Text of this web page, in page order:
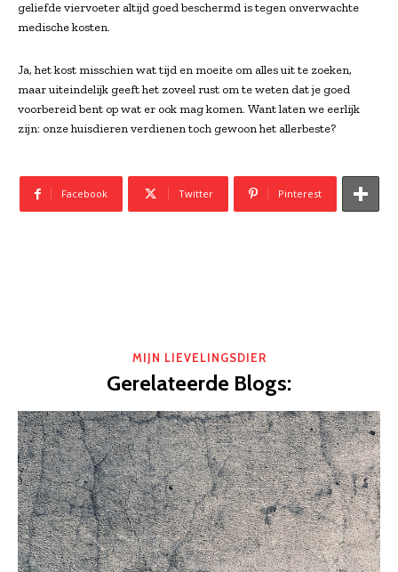
geliefde viervoeter altijd goed beschermd is tegen onverwachte
medische kosten.
Ja, het kost misschien wat tijd en moeite om alles uit te zoeken,
maar uiteindelijk geeft het zoveel rust om te weten dat je goed
voorbereid bent op wat er ook mag komen. Want laten we eerlijk
zijn: onze huisdieren verdienen toch gewoon het allerbeste?
Facebook Twitter Pinterest
MIJN LIEVELINGSDIER
Gerelateerde Blogs: